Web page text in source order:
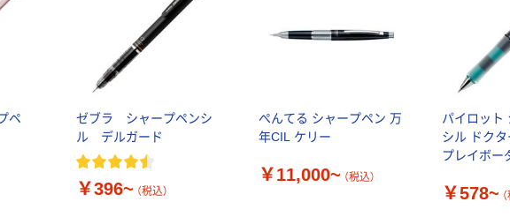
ペ
ゼブラ シャープペンシ
ル デルガード
￥396~ （税込）
ぺんてる シャープペン 万
年CIL ケリー
￥11,000~ （税込）
パイロット
シル ドクタ
プレイボー
￥578~